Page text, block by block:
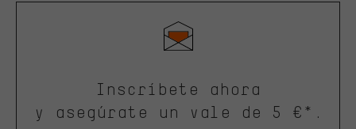
Inscríbete ahora
y asegúrate un vale de 5 €*.